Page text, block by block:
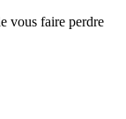
vous faire perdre